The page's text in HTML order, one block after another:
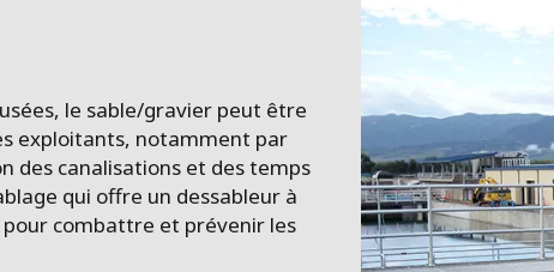
ANOXKALDNES
BIOTHANE
ELGA
EVALED
ENTROPÎE
HPD
HYDROTECH
le sable/gravier peut être
exploitants, notamment par
des canalisations et des temps
qui offre un dessableur à
combattre et prévenir les